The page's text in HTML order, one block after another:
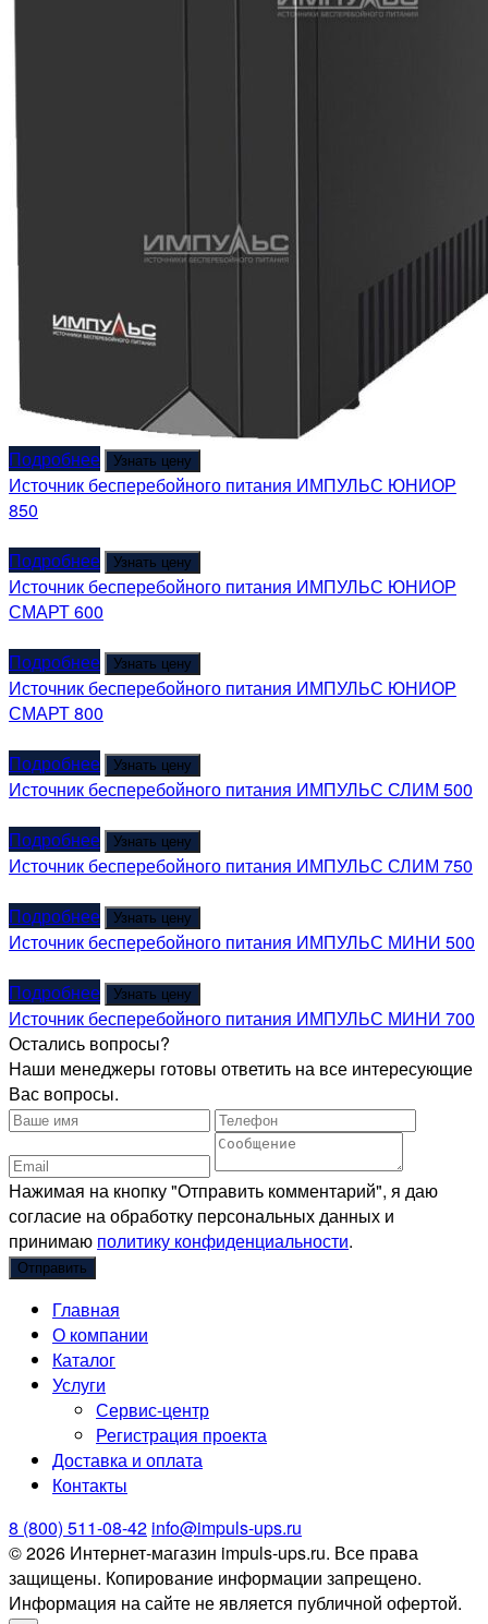
Подробнее Узнать цену
Источник бесперебойного питания ИМПУЛЬС ЮНИОР
850
Подробнее
Узнать цену
Источник бесперебойного питания ИМПУЛЬС ЮНИОР
СМАРТ 600
Подробнее
Узнать цену
Источник бесперебойного питания ИМПУЛЬС ЮНИОР
СМАРТ 800
Подробнее
Узнать цену
Источник бесперебойного питания ИМПУЛЬС СЛИМ 500
Подробнее
Узнать цену
Источник бесперебойного питания ИМПУЛЬС СЛИМ 750
Подробнее
Узнать цену
Источник бесперебойного питания ИМПУЛЬС МИНИ 500
Подробнее
Узнать цену
Источник бесперебойного питания ИМПУЛЬС МИНИ 700
Остались вопросы?
Наши менеджеры готовы ответить на все интересующие
Вас вопросы.
Нажимая на кнопку "Отправить комментарий", я даю
согласие на обработку персональных данных и
принимаю политику конфиденциальности.
Главная
О компании
Каталог
Услуги
Сервис-центр
Регистрация проекта
Доставка и оплата
Контакты
8 (800) 511-08-42 info@impuls-ups.ru
© 2026 Интернет-магазин impuls-ups.ru. Все права
защищены. Копирование информации запрещено.
Информация на сайте не является публичной офертой.